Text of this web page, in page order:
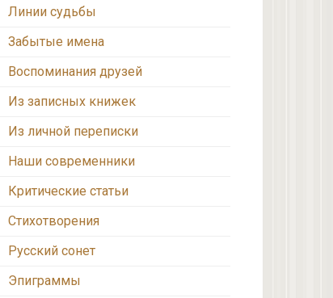
Линии судьбы
Забытые имена
Воспоминания друзей
Из записных книжек
Из личной переписки
Наши современники
Критические статьи
Стихотворения
Русский сонет
Эпиграммы